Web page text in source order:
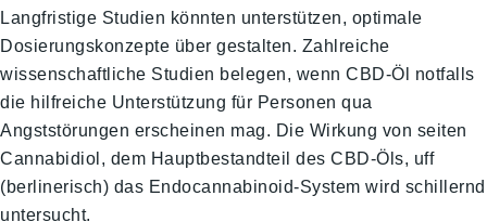
Langfristige Studien könnten unterstützen, optimale
Dosierungskonzepte über gestalten. Zahlreiche
wissenschaftliche Studien belegen, wenn CBD-Öl notfalls
die hilfreiche Unterstützung für Personen qua
Angststörungen erscheinen mag. Die Wirkung von seiten
Cannabidiol, dem Hauptbestandteil des CBD-Öls, uff
(berlinerisch) das Endocannabinoid-System wird schillernd
untersucht.